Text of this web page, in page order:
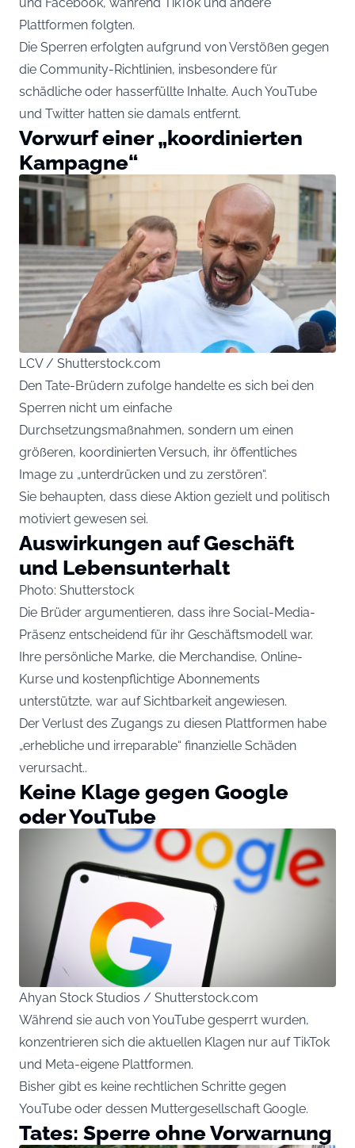
und Facebook, während TikTok und andere
Plattformen folgten.
Die Sperren erfolgten aufgrund von Verstößen gegen
die Community-Richtlinien, insbesondere für
schädliche oder hasserfüllte Inhalte. Auch YouTube
und Twitter hatten sie damals entfernt.
Vorwurf einer „koordinierten
Kampagne“
LCV / Shutterstock.com
Den Tate-Brüdern zufolge handelte es sich bei den
Sperren nicht um einfache
Durchsetzungsmaßnahmen, sondern um einen
größeren, koordinierten Versuch, ihr öffentliches
Image zu „unterdrücken und zu zerstören“.
Sie behaupten, dass diese Aktion gezielt und politisch
motiviert gewesen sei.
Auswirkungen auf Geschäft
und Lebensunterhalt
Photo: Shutterstock
Die Brüder argumentieren, dass ihre Social-Media-
Präsenz entscheidend für ihr Geschäftsmodell war.
Ihre persönliche Marke, die Merchandise, Online-
Kurse und kostenpflichtige Abonnements
unterstützte, war auf Sichtbarkeit angewiesen.
Der Verlust des Zugangs zu diesen Plattformen habe
„erhebliche und irreparable“ finanzielle Schäden
verursacht..
Keine Klage gegen Google
oder YouTube
Ahyan Stock Studios / Shutterstock.com
Während sie auch von YouTube gesperrt wurden,
konzentrieren sich die aktuellen Klagen nur auf TikTok
und Meta-eigene Plattformen.
Bisher gibt es keine rechtlichen Schritte gegen
YouTube oder dessen Muttergesellschaft Google.
Tates: Sperre ohne Vorwarnung